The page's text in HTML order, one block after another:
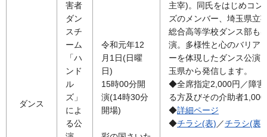
ダンス
害者
ダン
スチ
ーム
「ハ
ンド
ル
ズ」
によ
る公
令和元年12
月1日(日曜
日)
15時00分開
演(14時30分
開場)
主宰)。同氏をはじめコン
ズのメンバー、埼玉県立
総合高等学校ダンス部も
演。多様性と心のバリア
ーを体現したダンス公演
玉県から発信します。
◆全席指定2,000円／障害
る方及びその介助者1,000
◆詳細ページ
◆チラシ(表) ／チラシ(裏)